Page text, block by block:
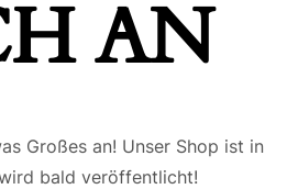
AN
Großes an! Unser Shop ist in
bald veröffentlicht!